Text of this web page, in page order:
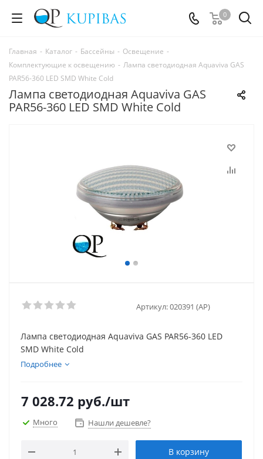
0
Главная - Каталог - Бассейны - Освещение -
Комплектующие к освещению - Лампа светодиодная Aquaviva GAS
PAR56-360 LED SMD White Cold
Лампа светодиодная Aquaviva GAS
PAR56-360 LED SMD White Cold
Артикул:020391 (AP)
Лампа светодиодная Aquaviva GAS PAR56-360 LED
SMD White Cold
Подробнее
7 028.72 руб./шт
Много Нашли дешевле?
В корзину